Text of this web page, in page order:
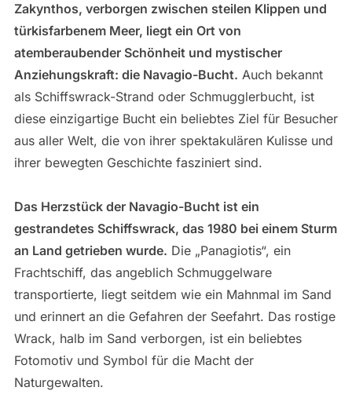
Zakynthos, verborgen zwischen steilen Klippen und
türkisfarbenem Meer, liegt ein Ort von
atemberaubender Schönheit und mystischer
Anziehungskraft: die Navagio-Bucht. Auch bekannt
als Schiffswrack-Strand oder Schmugglerbucht, ist
diese einzigartige Bucht ein beliebtes Ziel für Besucher
aus aller Welt, die von ihrer spektakulären Kulisse und
ihrer bewegten Geschichte fasziniert sind.
Das Herzstück der Navagio-Bucht ist ein
gestrandetes Schiffswrack, das 1980 bei einem Sturm
an Land getrieben wurde. Die „Panagiotis“, ein
Frachtschiff, das angeblich Schmuggelware
transportierte, liegt seitdem wie ein Mahnmal im Sand
und erinnert an die Gefahren der Seefahrt. Das rostige
Wrack, halb im Sand verborgen, ist ein beliebtes
Fotomotiv und Symbol für die Macht der
Naturgewalten.